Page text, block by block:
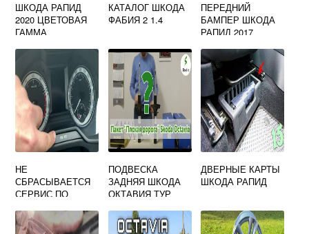
ШКОДА РАПИД
2020 ЦВЕТОВАЯ
ГАММА
КАТАЛОГ ШКОДА
ФАБИЯ 2 1.4
ПЕРЕДНИЙ
БАМПЕР ШКОДА
РАПИД 2017
НЕ
СБРАСЫВАЕТСЯ
СЕРВИС ПО
ШКОДА ОКТАВИЯ
А7
ПОДВЕСКА
ЗАДНЯЯ ШКОДА
ОКТАВИЯ ТУР
ДВЕРНЫЕ КАРТЫ
ШКОДА РАПИД